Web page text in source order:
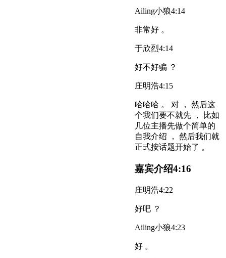
Ailing小狼4:14
非常好 。
于欣烈4:14
好不好骗 ？
庄明浩4:15
哈哈哈 。 对 ， 然后这
个我们要不就先 ， 比如
几位主播先做个简单的
自我介绍 ， 然后我们就
正式按话题开始了 。
嘉宾介绍4:16
庄明浩4:22
好吧 ？
Ailing小狼4:23
好 。